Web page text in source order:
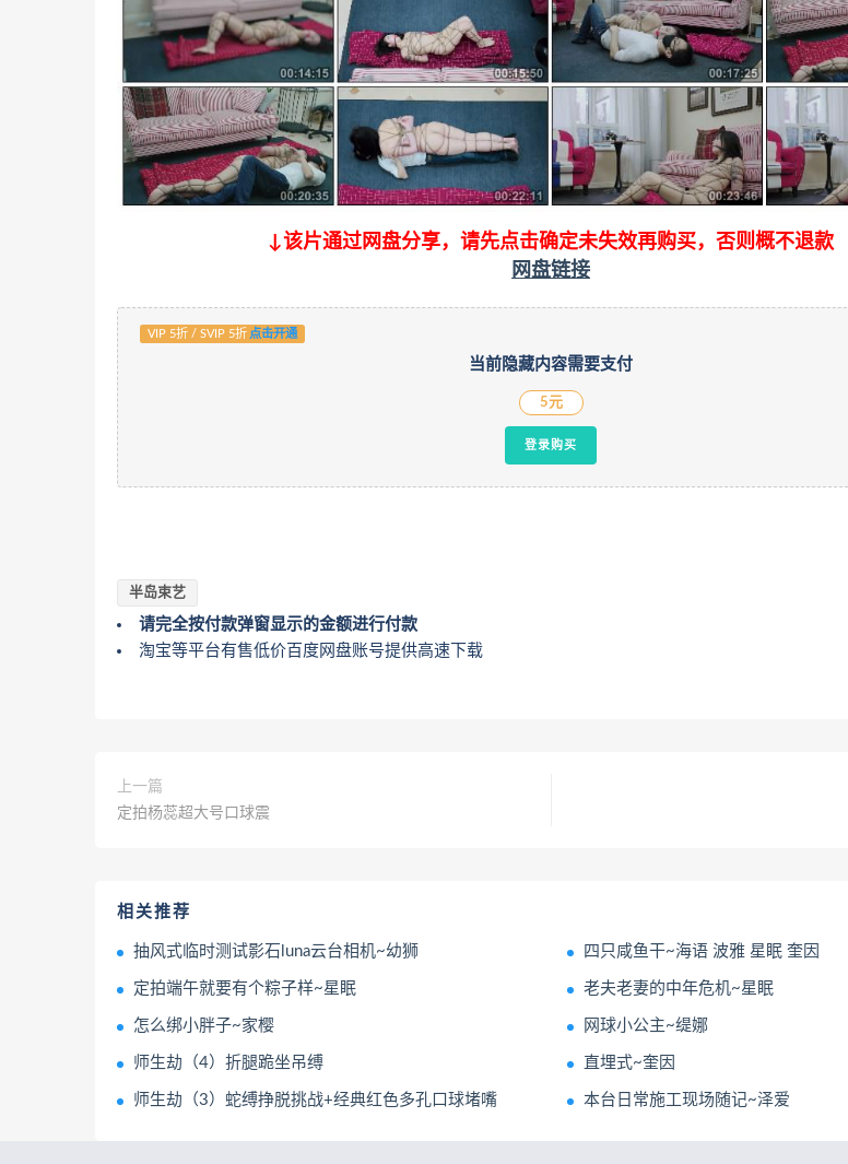
↓该片通过网盘分享，请先点击确定未失效再购买，否则概不退款
网盘链接
VIP 5折 / SVIP 5折 点击开通
当前隐藏内容需要支付
5元
登录购买
半岛束艺
请完全按付款弹窗显示的金额进行付款
淘宝等平台有售低价百度网盘账号提供高速下载
上一篇
定拍杨蕊超大号口球震
相关推荐
抽风式临时测试影石luna云台相机~幼狮 四只咸鱼干~海语 波雅 星眠 奎因
定拍端午就要有个粽子样~星眠 老夫老妻的中年危机~星眠
怎么绑小胖子~家樱 网球小公主~缇娜
师生劫（4）折腿跪坐吊缚 直埋式~奎因
师生劫（3）蛇缚挣脱挑战+经典红色多孔口球堵嘴 本台日常施工现场随记~泽爱